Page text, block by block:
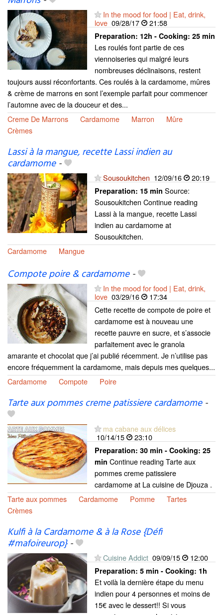
In the mood for food | Eat, drink,
love 09/28/17 21:58
Preparation: 12h - Cooking: 25 min
Les roulés font partie de ces
viennoiseries qui malgré leurs
nombreuses déclinaisons, restent
toujours aussi réconfortants. Ces roulés à la cardamome, mûres
& crème de marrons en sont l’exemple parfait pour commencer
l’automne avec de la douceur et des...
Creme De Marrons
Cardamome Marron
Mûre
Crèmes
Lassi à la mangue, recette Lassi indien au
cardamome-
Sousoukitchen 12/09/16 20:19
Preparation: 15 min Source:
Sousoukitchen Continue reading
Lassi à la mangue, recette Lassi
indien au cardamome at
Sousoukitchen.
Cardamome
Mangue
Compote poire & cardamome-
In the mood for food | Eat, drink,
love 03/29/16
17:34
Cette recette de compote de poire et
cardamome est à nouveau une
recette pauvre en sucre, et s’associe
parfaitement avec le granola
amarante et chocolat que j’ai publié récemment. Je n’utilise pas
encore fréquemment la cardamome, mais depuis mes quelques...
Cardamome
Compote Poire
Tarte aux pommes creme patissiere cardamome-
ma cabane aux délices
10/14/15
23:10
Preparation: 30 min - Cooking: 25
min Continue reading Tarte aux
pommes creme patissiere
cardamome at La cuisine de Djouza .
Tarte aux pommes
Cardamome Pomme
Tartes
Crèmes
Kulfi à la Cardamome & à la Rose {Défi
#mafoireurop}-
Cuisine Addict 09/09/15 12:00
Preparation: 5 min - Cooking: 1h
Et voilà la dernière étape du menu
indien pour 4 personnes et moins de
15€ avec le dessert!! Si vous